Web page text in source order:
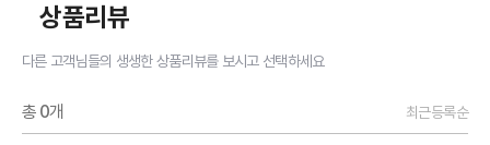
상품리뷰
다른 고객님들의 생생한 상품리뷰를 보시고 선택하세요
총 0개 최근등록순